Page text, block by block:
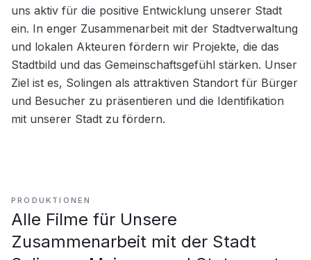
uns aktiv für die positive Entwicklung unserer Stadt
ein. In enger Zusammenarbeit mit der Stadtverwaltung
und lokalen Akteuren fördern wir Projekte, die das
Stadtbild und das Gemeinschaftsgefühl stärken. Unser
Ziel ist es, Solingen als attraktiven Standort für Bürger
und Besucher zu präsentieren und die Identifikation
mit unserer Stadt zu fördern.
PRODUKTIONEN
Alle Filme für Unsere
Zusammenarbeit mit der Stadt